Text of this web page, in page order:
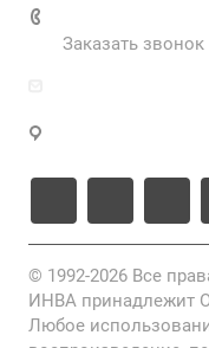
Заказать звонок
© 1992-2026 Все
ИНВА принадлежит
Любое